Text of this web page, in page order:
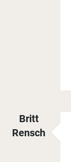
Britt
Rensch